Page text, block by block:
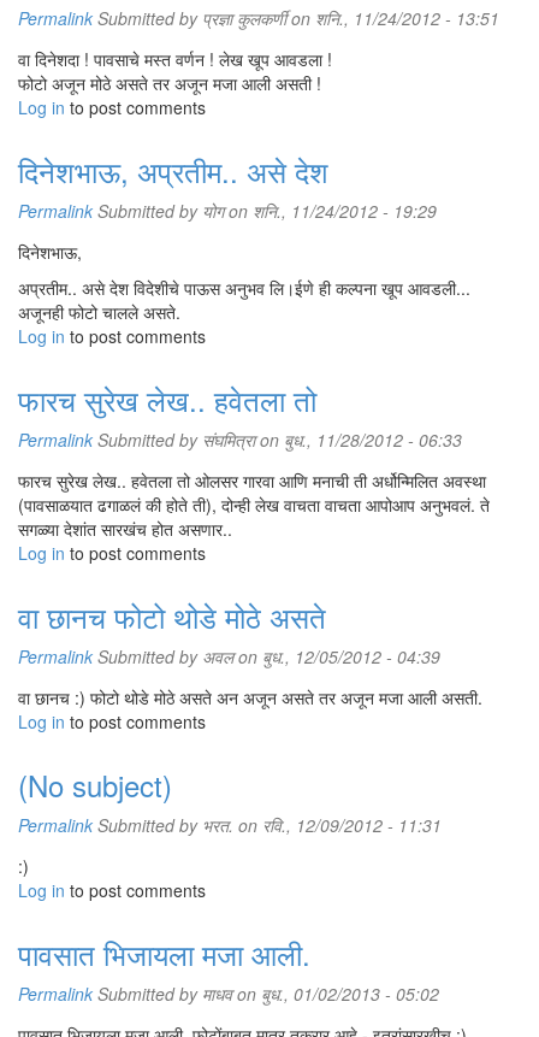
Permalink Submitted by प्रज्ञा कुलकर्णीon शनि., 11/24/2012 - 13:51
वा दिनेशदा ! पावसाचे मस्त वर्णन ! लेख खूप आवडला !
फोटो अजून मोठे असते तर अजून मजा आली असती !
Log in to post comments
दिनेशभाऊ, अप्रतीम.. असे देश
Permalink Submitted by योगon शनि., 11/24/2012 - 19:29
दिनेशभाऊ,
अप्रतीम.. असे देश विदेशीचे पाऊस अनुभव लि।ईणे ही कल्पना खूप आवडली...
अजूनही फोटो चालले असते.
Log in to post comments
फारच सुरेख लेख.. हवेतला तो
Permalink Submitted by संघमित्राon बुध., 11/28/2012 - 06:33
फारच सुरेख लेख.. हवेतला तो ओलसर गारवा आणि मनाची ती अर्धोन्मिलित अवस्था
(पावसाळयात ढगाळलं की होते ती), दोन्ही लेख वाचता वाचता आपोआप अनुभवलं. ते
सगळ्या देशांत सारखंच होत असणार..
Log in to post comments
वा छानच फोटो थोडे मोठे असते
Permalink Submitted by अवलon बुध., 12/05/2012 - 04:39
वा छानच :) फोटो थोडे मोठे असते अन अजून असते तर अजून मजा आली असती.
Log in to post comments
(No subject)
Permalink Submitted by भरत. on रवि., 12/09/2012 - 11:31
:)
Log in to post comments
पावसात भिजायला मजा आली.
Permalink Submitted by माधवon बुध., 01/02/2013 - 05:02